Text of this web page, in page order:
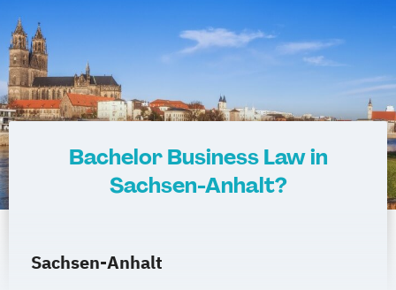
Bachelor Business Law in
Sachsen-Anhalt?
Sachsen-Anhalt